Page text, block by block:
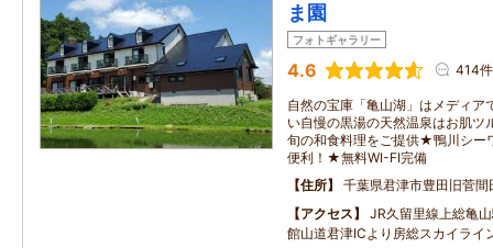
ま園
フォトギャラリー
4.6 414件
自然の宝庫「亀山湖」はメディ
い自慢の黒湯の天然温泉はお肌
旬の和食料理をご提供★鴨川シー
便利！★無料WI-FI完備
住所
千葉県君津市豊田旧菅間
アクセス
JR久留里線上総亀
館山道君津ICより房総スカイライ